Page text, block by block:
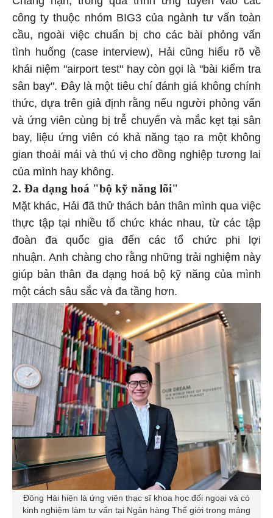
Chẳng hạn, trong quá trình ứng tuyển vào các
công ty thuộc nhóm BIG3 của ngành tư vấn toàn
cầu, ngoài việc chuẩn bị cho các bài phỏng vấn
tình huống (case interview), Hải cũng hiểu rõ về
khái niệm "airport test" hay còn gọi là "bài kiểm tra
sân bay". Đây là một tiêu chí đánh giá không chính
thức, dựa trên giả định rằng nếu người phỏng vấn
và ứng viên cùng bị trễ chuyến và mắc kẹt tại sân
bay, liệu ứng viên có khả năng tạo ra một không
gian thoải mái và thú vị cho đồng nghiệp tương lai
của mình hay không.
2. Đa dạng hoá "bộ kỹ năng lõi"
Mặt khác, Hải đã thử thách bản thân mình qua việc
thực tập tại nhiều tổ chức khác nhau, từ các tập
đoàn đa quốc gia đến các tổ chức phi lợi
nhuận. Anh chàng cho rằng những trải nghiệm này
giúp bản thân đa dạng hoá bộ kỹ năng của mình
một cách sâu sắc và đa tầng hơn.
Đông Hải hiện là ứng viên thạc sĩ khoa học đối ngoại và có
kinh nghiệm làm tư vấn tại Ngân hàng Thế giới trong mảng